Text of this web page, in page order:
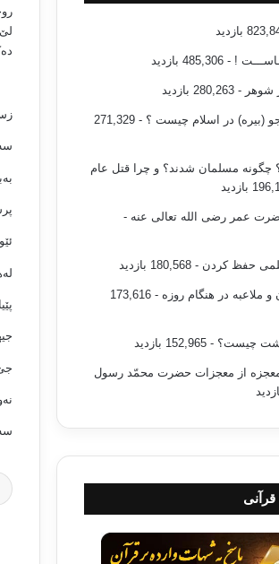
! - 485,306 بازدید
شوهر - 280,263 بازدید
(بیره) در اسلام چیست ؟
- 271,329
چگونه مسلمان شدند؟ و چرا قتل عام
عمر رضی الله تعالی عنه -
حفظ کردن - 180,568 بازدید
ملاعبه در هنگام روزه
- 173,616
چیست؟ - 152,965 بازدید
از معجزات حضرت محمّد رسول